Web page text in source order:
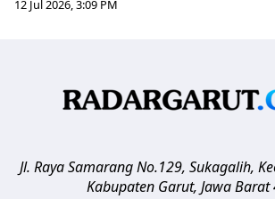
12 Jul 2026, 3:09 PM
Jl. Raya Samarang No.129, Sukagalih,
Kabupaten Garut, Jawa Barat